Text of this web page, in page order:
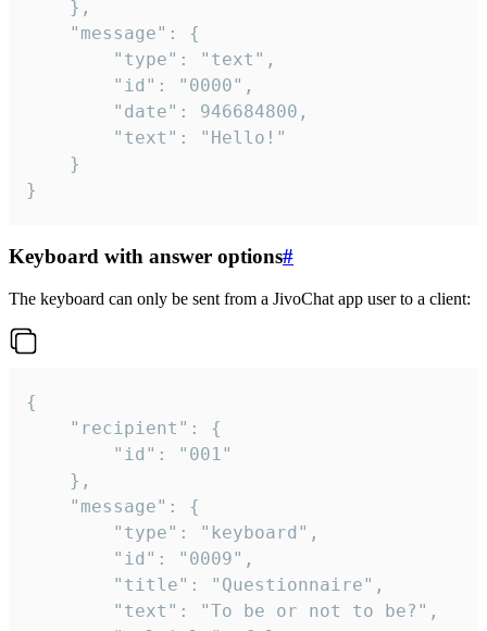
}
Keyboard with answer options#
The keyboard can only be sent from a JivoChat app user to a client:
{